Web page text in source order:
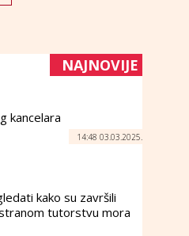
NAJNOVIJE
kancelara
14:48 03.03.2025.
kako su završili
tutorstvu mora